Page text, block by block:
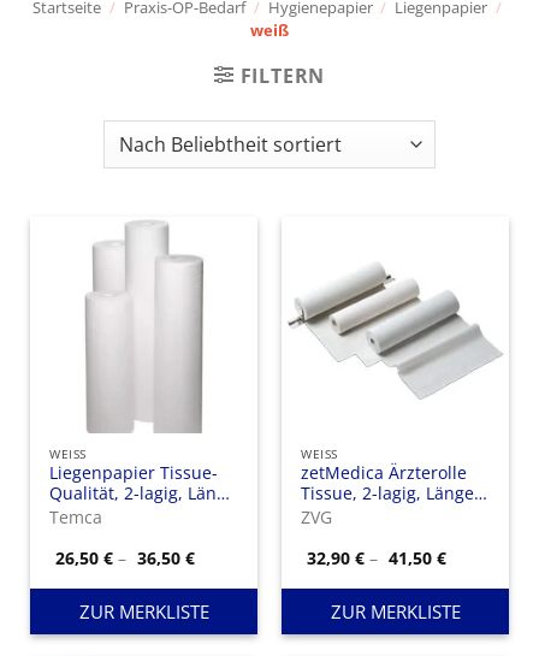
Startseite / Praxis-OP-Bedarf / Hygienepapier / Liegenpapier /
weiß
FILTERN
WEISS
Liegenpapier Tissue-
Qualität, 2-lagig, Länge
50 m
Temca
26,50€ – 36,50€Preisspanne:
26,50 €
bis
36,50 €
ZUR MERKLISTE
WEISS
zetMedica Ärzterolle
Tissue, 2-lagig, Länge
50 m
ZVG
32,90€ – 41,50€
32,90 €
bis
41,50 €
ZUR MERKLISTE